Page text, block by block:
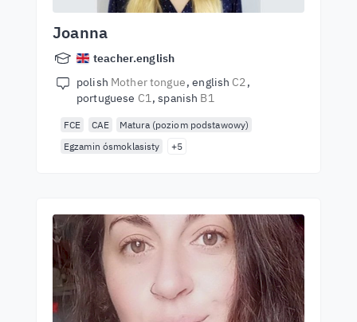
Joanna
teacher.english
polish Mother tongue english C2
portuguese C1 spanish B1
FCE CAE
Matura (poziom podstawowy)
Egzamin ósmoklasisty
+5